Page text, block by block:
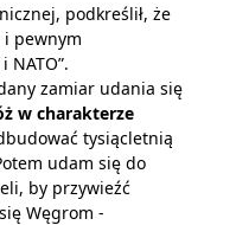
podkreślił, że
pewnym
zamiar udania się
w charakterze
tysiącletnią
udam się do
by przywieźć
Węgrom -